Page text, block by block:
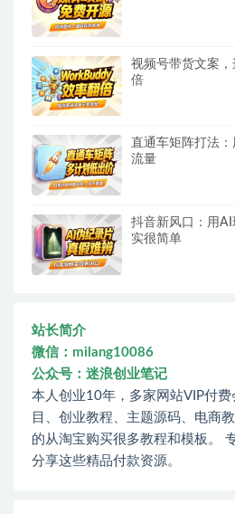
视频号带货文案
倍
直通车矩阵打法
流量
抖音新风口：用
实很简单
站长简介
微信：milang10086
公众号：迷浪创业笔记
本人创业10年，多家网站VIP付
目、创业教程、主题源码、电商
的从淘宝购买很多教程和模板。
分享这些精品付款资源。